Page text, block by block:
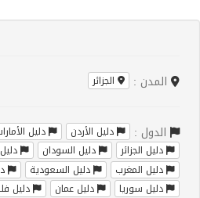
المدن : الجزائر
الدول : دليل الأردن دليل
دليل الجزائر
دليل السودان
دليل المغرب
دليل السعودية
دليل سوريا
دليل عمان دليل